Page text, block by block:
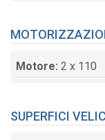
Motore: 2 x 110
SUPERFICI